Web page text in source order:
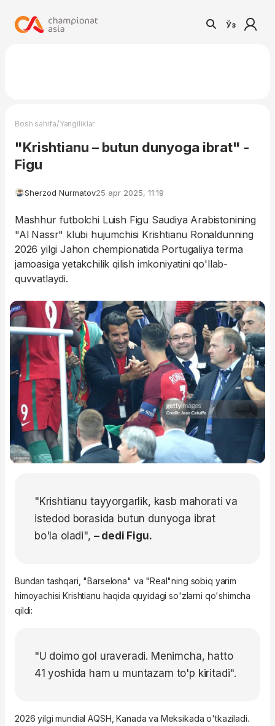
Ўз
Bosh sahifa/Yangiliklar
"Krishtianu – butun dunyoga ibrat" -
Figu
Sherzod Nurmatov25 apr 2025, 11:19
Mashhur futbolchi Luish Figu Saudiya Arabistonining
"Al Nassr" klubi hujumchisi Krishtianu Ronaldunning
2026 yilgi Jahon chempionatida Portugaliya terma
jamoasiga yetakchilik qilish imkoniyatini qo'llab-
quvvatlaydi.
"Krishtianu tayyorgarlik, kasb mahorati va
istedod borasida butun dunyoga ibrat
bo'la oladi", – dedi Figu.
Bundan tashqari, "Barselona" va "Real"ning sobiq yarim
himoyachisi Krishtianu haqida quyidagi so'zlarni qo'shimcha
qildi:
"U doimo gol uraveradi. Menimcha, hatto
41 yoshida ham u muntazam to'p kiritadi".
2026 yilgi mundial AQSH, Kanada va Meksikada o'tkaziladi.